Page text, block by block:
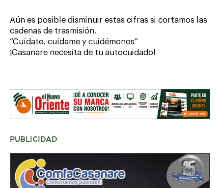
Aún es posible disminuir estas cifras si cortamos las
cadenas de trasmisión.
“Cuídate, cuídame y cuidémonos”
¡Casanare necesita de tu autocuidado!
PUBLICIDAD